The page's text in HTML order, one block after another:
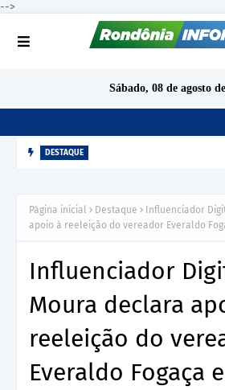
-->
Sábado, 08 de agosto
DESTAQUE
Guaporé
Página inicial Destaque
Influenciador
apoio à reeleição do vereador Everaldo
Influenciador
Moura declara
reeleição do
Everaldo Fogaça